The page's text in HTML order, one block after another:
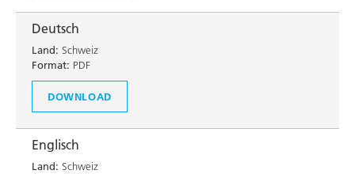
Deutsch
Land: Schweiz
Format: PDF
DOWNLOAD
Englisch
Land: Schweiz